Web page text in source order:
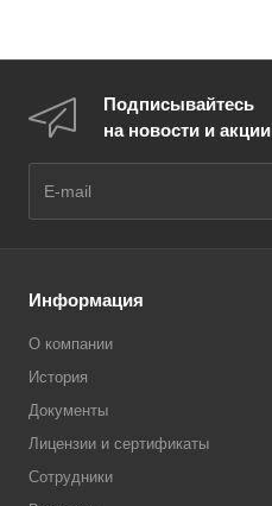
Подписывайтесь
на новости и акции
Информация
О компании
История
Документы
Лицензии и сертификаты
Сотрудники